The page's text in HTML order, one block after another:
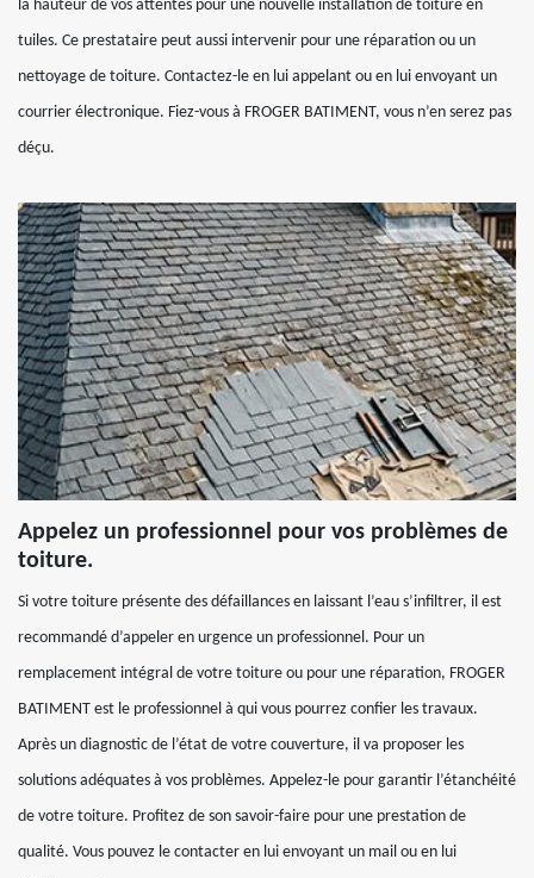
la hauteur de vos attentes pour une nouvelle installation de toiture en
tuiles. Ce prestataire peut aussi intervenir pour une réparation ou un
nettoyage de toiture. Contactez-le en lui appelant ou en lui envoyant un
courrier électronique. Fiez-vous à FROGER BATIMENT, vous n’en serez pas
déçu.
Appelez un professionnel pour vos problèmes de
toiture.
Si votre toiture présente des défaillances en laissant l’eau s’infiltrer, il est
recommandé d’appeler en urgence un professionnel. Pour un
remplacement intégral de votre toiture ou pour une réparation, FROGER
BATIMENT est le professionnel à qui vous pourrez confier les travaux.
Après un diagnostic de l’état de votre couverture, il va proposer les
solutions adéquates à vos problèmes. Appelez-le pour garantir l’étanchéité
de votre toiture. Profitez de son savoir-faire pour une prestation de
qualité. Vous pouvez le contacter en lui envoyant un mail ou en lui